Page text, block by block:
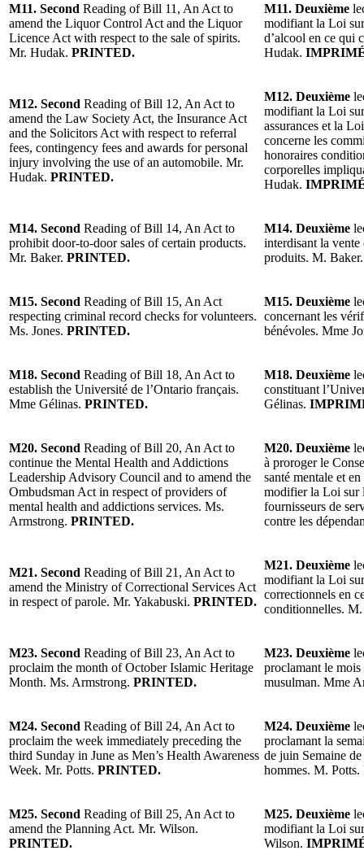
M11. Second Reading of Bill 11, An Act to
amend the Liquor Control Act and the Liquor
Licence Act with respect to the sale of spirits.
Mr. Hudak. PRINTED.
M11. Deuxième
modifiant la Loi
d’alcool en ce qui
Hudak.
M12. Second Reading of Bill 12, An Act to
amend the Law Society Act, the Insurance Act
and the Solicitors Act with respect to referral
fees, contingency fees and awards for personal
injury involving the use of an automobile. Mr.
Hudak. PRINTED.
M12. Deuxième
modifiant la Loi
assurances et la
concerne les
honoraires
corporelles
Hudak.
M14. Second Reading of Bill 14, An Act to
prohibit door-to-door sales of certain products.
Mr. Baker. PRINTED.
M14. Deuxième
interdisant la vente
produits. M.
M15. Second Reading of Bill 15, An Act
respecting criminal record checks for volunteers.
Ms. Jones. PRINTED.
M15. Deuxième
concernant les
bénévoles. Mme
M18. Second Reading of Bill 18, An Act to
establish the Université de l’Ontario français.
Mme Gélinas. PRINTED.
M18. Deuxième
constituant
Gélinas.
M20. Second Reading of Bill 20, An Act to
continue the Mental Health and Addictions
Leadership Advisory Council and to amend the
Ombudsman Act in respect of providers of
mental health and addictions services. Ms.
Armstrong. PRINTED.
M20. Deuxième
à proroger le
santé mentale et
modifier la Loi sur
fournisseurs de
contre les
M21. Second Reading of Bill 21, An Act to
amend the Ministry of Correctional Services Act
in respect of parole. Mr. Yakabuski. PRINTED.
M21. Deuxième
modifiant la Loi
correctionnels en
conditionnelles.
M23. Second Reading of Bill 23, An Act to
proclaim the month of October Islamic Heritage
Month. Ms. Armstrong. PRINTED.
M23. Deuxième
proclamant le
musulman. Mme
M24. Second Reading of Bill 24, An Act to
proclaim the week immediately preceding the
third Sunday in June as Men’s Health Awareness
Week. Mr. Potts. PRINTED.
M24. Deuxième
proclamant la
de juin Semaine
hommes. M. Potts.
M25. Second Reading of Bill 25, An Act to
amend the Planning Act. Mr. Wilson.
PRINTED.
M25. Deuxième
modifiant la Loi
Wilson.